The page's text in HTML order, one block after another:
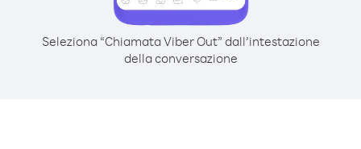
Seleziona “Chiamata Viber Out” dall’intestazione
della conversazione